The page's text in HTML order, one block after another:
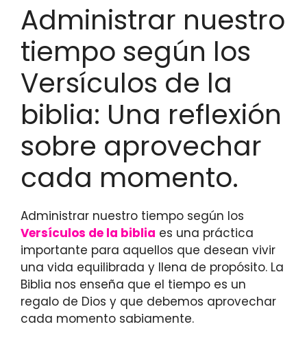
Administrar nuestro
tiempo según los
Versículos de la
biblia: Una reflexión
sobre aprovechar
cada momento.
Administrar nuestro tiempo según los
Versículos de la biblia es una práctica
importante para aquellos que desean vivir
una vida equilibrada y llena de propósito. La
Biblia nos enseña que el tiempo es un
regalo de Dios y que debemos aprovechar
cada momento sabiamente.